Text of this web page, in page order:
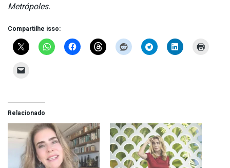
Metrópoles.
Compartilhe isso:
Relacionado